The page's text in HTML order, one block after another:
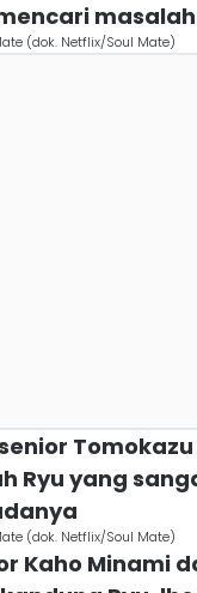
(dok. Netflix/Soul Mate)
Ryu yang
(dok. Netflix/Soul Mate)
Kaho Minami